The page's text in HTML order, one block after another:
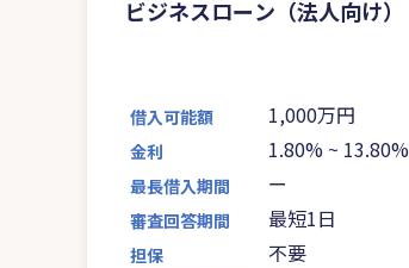
ビジネスローン（法人向け）
借入可能額 1,000万円
金利 1.80% ~ 13.80%
最長借入期間 ー
審査回答期間 最短1日
担保 不要